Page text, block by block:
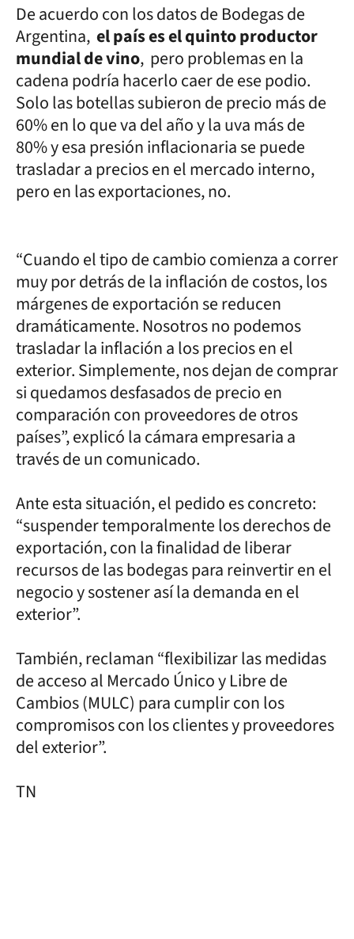
De acuerdo con los datos de Bodegas de
Argentina, el país es el quinto productor
mundial de vino, pero problemas en la
cadena podría hacerlo caer de ese podio.
Solo las botellas subieron de precio más de
60% en lo que va del año y la uva más de
80% y esa presión inflacionaria se puede
trasladar a precios en el mercado interno,
pero en las exportaciones, no.
“Cuando el tipo de cambio comienza a correr
muy por detrás de la inflación de costos, los
márgenes de exportación se reducen
dramáticamente. Nosotros no podemos
trasladar la inflación a los precios en el
exterior. Simplemente, nos dejan de comprar
si quedamos desfasados de precio en
comparación con proveedores de otros
países”, explicó la cámara empresaria a
través de un comunicado.
Ante esta situación, el pedido es concreto:
“suspender temporalmente los derechos de
exportación, con la finalidad de liberar
recursos de las bodegas para reinvertir en el
negocio y sostener así la demanda en el
exterior”.
También, reclaman “flexibilizar las medidas
de acceso al Mercado Único y Libre de
Cambios (MULC) para cumplir con los
compromisos con los clientes y proveedores
del exterior”.
TN